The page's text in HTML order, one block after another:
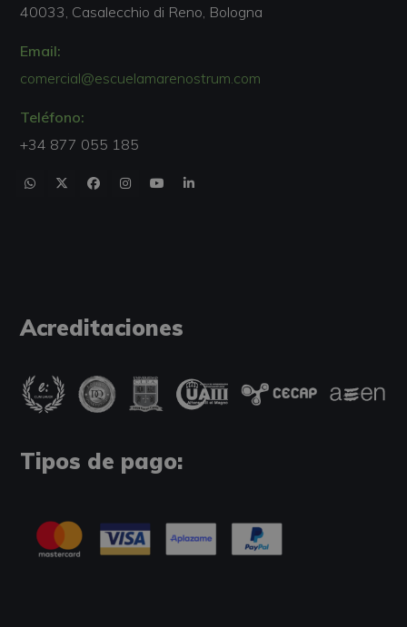
40033, Casalecchio di Reno, Bologna
Email:
comercial@escuelamarenostrum.com
Teléfono:
+34 877 055 185
Acreditaciones
Tipos de pago: